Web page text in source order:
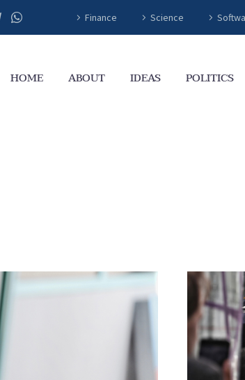
Finance Science
HOME ABOUT IDEAS POLITICS